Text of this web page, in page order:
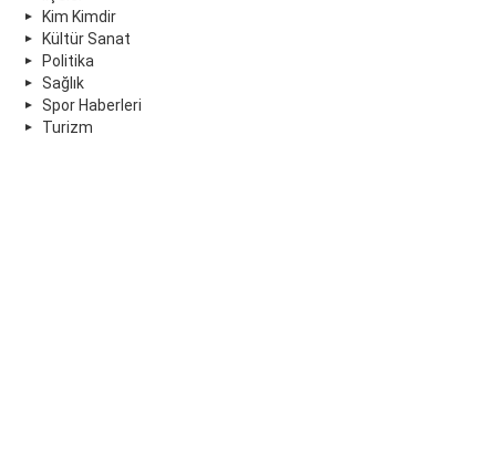
Kim Kimdir
Kültür Sanat
Politika
Sağlık
Spor Haberleri
Turizm